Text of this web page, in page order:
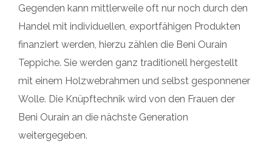
Gegenden kann mittlerweile oft nur noch durch den
Handel mit individuellen, exportfähigen Produkten
finanziert werden, hierzu zählen die Beni Ourain
Teppiche. Sie werden ganz traditionell hergestellt
mit einem Holzwebrahmen und selbst gesponnener
Wolle. Die Knüpftechnik wird von den Frauen der
Beni Ourain an die nächste Generation
weitergegeben.